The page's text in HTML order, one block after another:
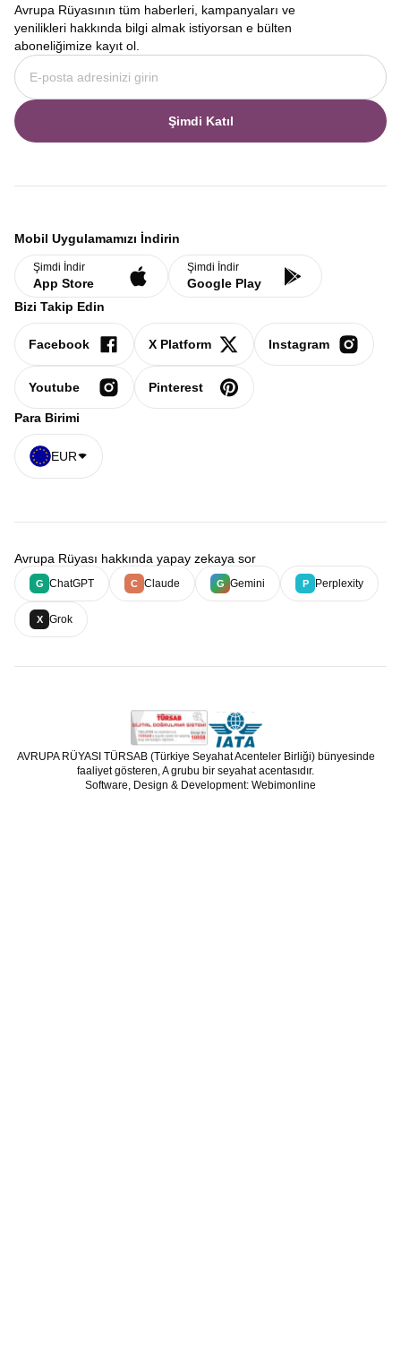
Avrupa Rüyasının tüm haberleri, kampanyaları ve
yenilikleri hakkında bilgi almak istiyorsan e bülten
aboneliğimize kayıt ol.
Şimdi Katıl
Mobil Uygulamamızı İndirin
Şimdi İndir
App Store
Şimdi İndir
Google Play
Bizi Takip Edin
Facebook X Platform Instagram
Youtube Pinterest
Para Birimi
EUR
Avrupa Rüyası hakkında yapay zekaya sor
G ChatGPT C Claude G Gemini P Perplexity
X Grok
AVRUPA RÜYASI TÜRSAB (Türkiye Seyahat Acenteler Birliği) bünyesinde
faaliyet gösteren, A grubu bir seyahat acentasıdır.
Software, Design & Development: Webimonline